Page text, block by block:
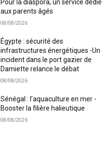
Pour la diaspora, un service dédié
aux parents âgés
08/08/2026
Égypte : sécurité des
infrastructures énergétiques -Un
incident dans le port gazier de
Damiette relance le débat
08/08/2026
Sénégal : l’aquaculture en mer -
Booster la filière halieutique
08/08/2026